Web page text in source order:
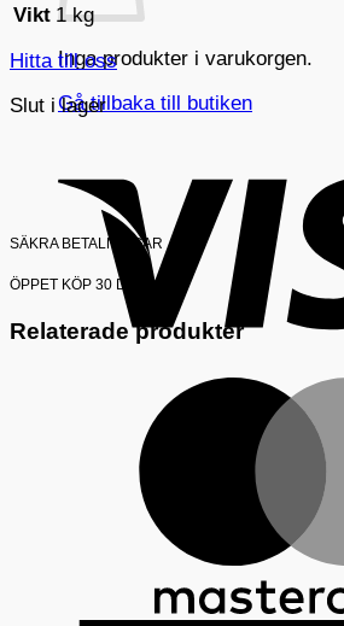
Inga produkter i varukorgen.
Gå tillbaka till butiken
Vikt 1 kg
Hitta till oss
Slut i lager
SÄKRA BETALNINGAR
ÖPPET KÖP 30 DAGAR
Relaterade produkter